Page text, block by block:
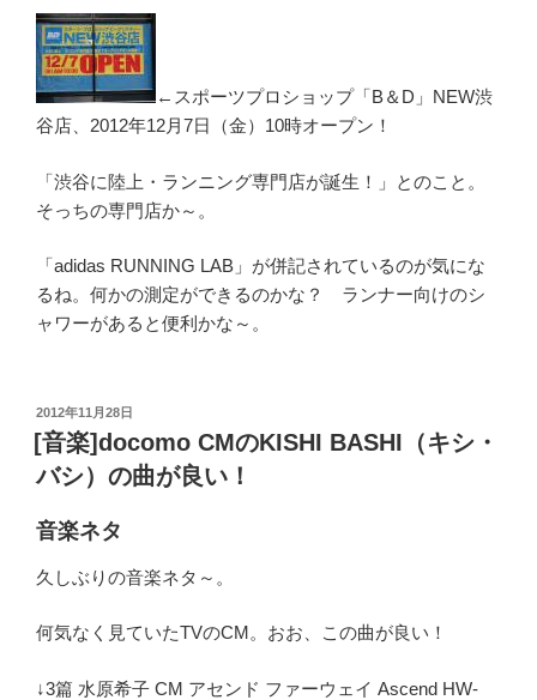
←スポーツプロショップ「B＆D」NEW渋
谷店、2012年12月7日（金）10時オープン！
「渋谷に陸上・ランニング専門店が誕生！」とのこと。
そっちの専門店か～。
「adidas RUNNING LAB」が併記されているのが気にな
るね。何かの測定ができるのかな？ ランナー向けのシ
ャワーがあると便利かな～。
投
稿
日:
2012年11月28日
[音楽]docomo CMのKISHI BASHI（キシ・
バシ）の曲が良い！
音楽ネタ
久しぶりの音楽ネタ～。
何気なく見ていたTVのCM。おお、この曲が良い！
↓3篇 水原希子 CM アセンド ファーウェイ Ascend HW-